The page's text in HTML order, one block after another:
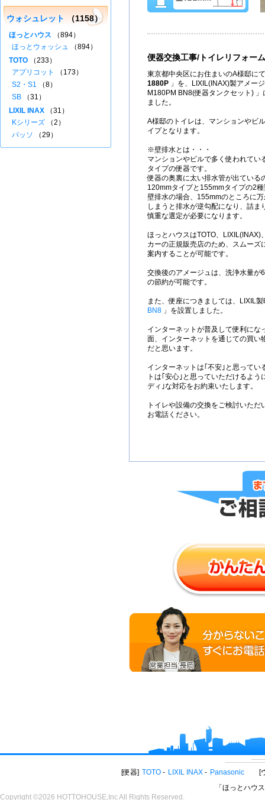
便器交換工事/トイレリフォーム
東京都中央区にお住まいのA様邸に
1880P 」を、LIXIL(INAX)製アメー
M180PM BN8(便器タンクセット)
ました。
A様邸のトイレは、マンションやビ
イプとなります。
※壁排水とは・・・
マンションやビルで多く使われてい
タイプの便器です。
便器の奥裏に太い排水管が出ている
120mmタイプと155mmタイプの2
壁排水の場合、155mmのところに
しまうと排水が逆勾配になり、詰ま
慎重な選定が必要になります。
ほっとハウスはTOTO、LIXIL(INAX)
カーの正規販売店のため、スムーズ
案内することが可能です。
交換後のアメージュは、洗浄水量が
の節約が可能です。
また、便座につきましては、LIXIL
BN8 」を設置しました。
インターネットが普及して便利にな
面、インターネットを通じての買い
だと思います。
インターネットは｢不安｣と思ってい
トは｢安心｣と思っていただけるよう
ディ｣な対応をお約束いたします。
トイレや設備の交換をご検討いた
お電話ください。
ウォシュレット （1158）
ほっとハウス （894）
ほっとウォッシュ （894）
TOTO （233）
アプリコット
（173）
S2・S1 （8）
SB （31）
LIXIL INAX （31）
Kシリーズ （2）
パッソ （29）
便器 TOTO LIXIL INAX Panasonic
「ほっとハウ
Copyright ©2026 HOTTOHOUSE,Inc All Rights Reserved.